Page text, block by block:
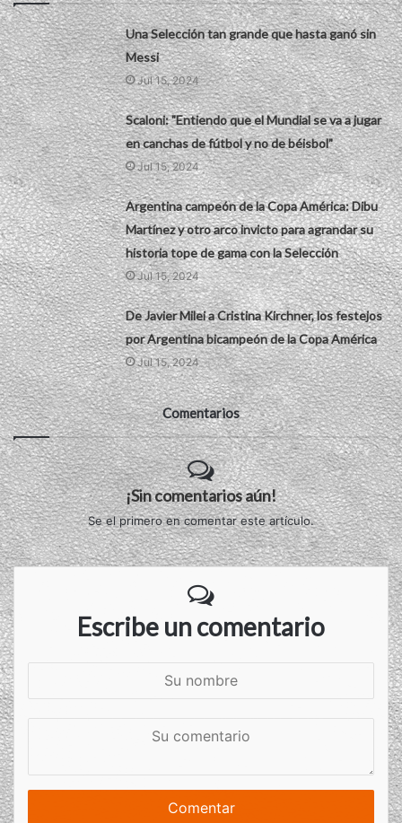
Una Selección tan grande que hasta ganó sin
Messi
Jul 15, 2024
Scaloni: "Entiendo que el Mundial se va a jugar
en canchas de fútbol y no de béisbol"
Jul 15, 2024
Argentina campeón de la Copa América: Dibu
Martínez y otro arco invicto para agrandar su
historia tope de gama con la Selección
Jul 15, 2024
De Javier Milei a Cristina Kirchner, los festejos
por Argentina bicampeón de la Copa América
Jul 15, 2024
Comentarios
¡Sin comentarios aún!
Se el primero en comentar este artículo.
Escribe un comentario